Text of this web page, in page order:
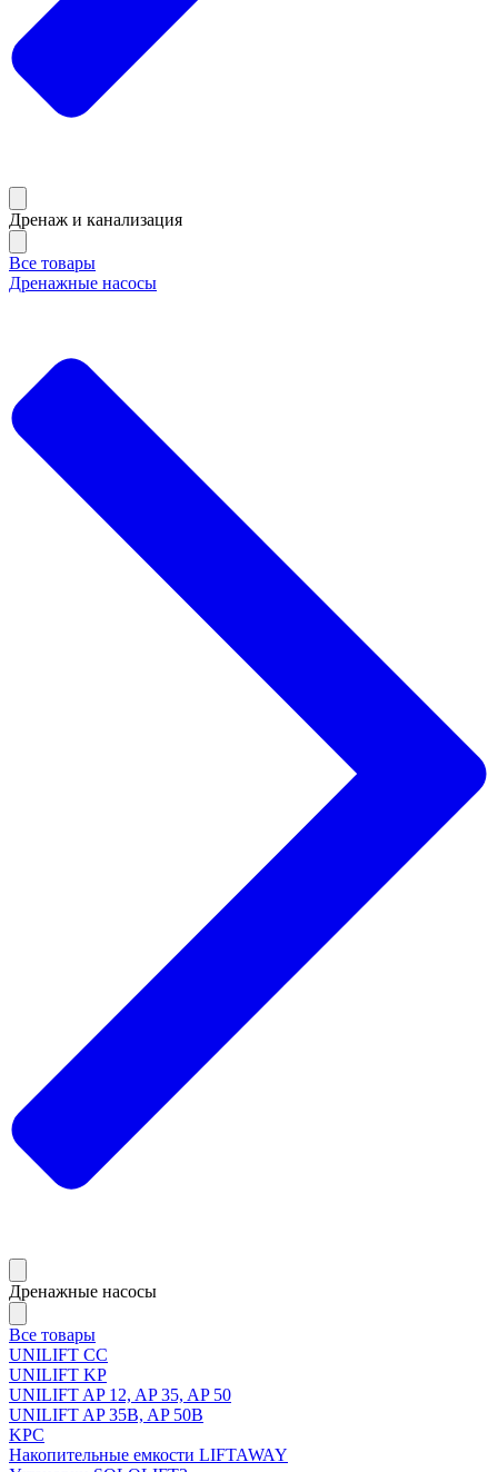
Дренаж и канализация
Все товары
Дренажные насосы
Дренажные насосы
Все товары
UNILIFT CC
UNILIFT KP
UNILIFT AP 12, AP 35, AP 50
UNILIFT AP 35B, AP 50B
KPC
Накопительные емкости LIFTAWAY